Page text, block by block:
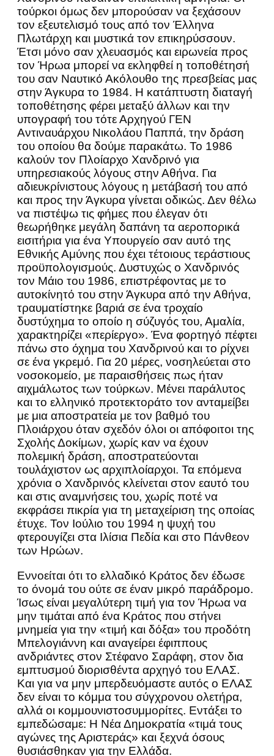
τούρκοι όμως δεν μπορούσαν να ξεχάσουν
τον εξευτελισμό τους από τον Έλληνα
Πλωτάρχη και μυστικά τον επικηρύσσουν.
Έτσι μόνο σαν χλευασμός και ειρωνεία προς
τον Ήρωα μπορεί να εκληφθεί η τοποθέτησή
του σαν Ναυτικό Ακόλουθο της πρεσβείας μας
στην Άγκυρα το 1984. Η κατάπτυστη διαταγή
τοποθέτησης φέρει μεταξύ άλλων και την
υπογραφή του τότε Αρχηγού ΓΕΝ
Αντιναυάρχου Νικολάου Παππά, την δράση
του οποίου θα δούμε παρακάτω. Το 1986
καλούν τον Πλοίαρχο Χανδρινό για
υπηρεσιακούς λόγους στην Αθήνα. Για
αδιευκρίνιστους λόγους η μετάβασή του από
και προς την Άγκυρα γίνεται οδικώς. Δεν θέλω
να πιστέψω τις φήμες που έλεγαν ότι
θεωρήθηκε μεγάλη δαπάνη τα αεροπορικά
εισιτήρια για ένα Υπουργείο σαν αυτό της
Εθνικής Αμύνης που έχει τέτοιους τεράστιους
προϋπολογισμούς. Δυστυχώς ο Χανδρινός
τον Μάιο του 1986, επιστρέφοντας με το
αυτοκίνητό του στην Άγκυρα από την Αθήνα,
τραυματίστηκε βαριά σε ένα τροχαίο
δυστύχημα το οποίο η σύζυγός του, Αμαλία,
χαρακτηρίζει «περίεργο». Ένα φορτηγό πέφτει
πάνω στο όχημα του Χανδρινού και το ρίχνει
σε ένα γκρεμό. Για 20 μέρες, νοσηλεύεται στο
νοσοκομείο, με παραισθήσεις πως ήταν
αιχμάλωτος των τούρκων. Μένει παράλυτος
και το ελληνικό προτεκτοράτο τον ανταμείβει
με μια αποστρατεία με τον βαθμό του
Πλοιάρχου όταν σχεδόν όλοι οι απόφοιτοι της
Σχολής Δοκίμων, χωρίς καν να έχουν
πολεμική δράση, αποστρατεύονται
τουλάχιστον ως αρχιπλοίαρχοι. Τα επόμενα
χρόνια ο Χανδρινός κλείνεται στον εαυτό του
και στις αναμνήσεις του, χωρίς ποτέ να
εκφράσει πικρία για τη μεταχείριση της οποίας
έτυχε. Τον Ιούλιο του 1994 η ψυχή του
φτερουγίζει στα Ιλίσια Πεδία και στο Πάνθεον
των Ηρώων.
Εννοείται ότι το ελλαδικό Κράτος δεν έδωσε
το όνομά του ούτε σε έναν μικρό παράδρομο.
Ίσως είναι μεγαλύτερη τιμή για τον Ήρωα να
μην τιμάται από ένα Κράτος που στήνει
μνημεία για την «τιμή και δόξα» του προδότη
Μπελογιάννη και αναγείρει έφιππους
ανδριάντες στον Στέφανο Σαράφη, στον δια
εμπτυσμού διορισθέντα αρχηγό του ΕΛΑΣ.
Και για να μην μπερδευόμαστε αυτός ο ΕΛΑΣ
δεν είναι το κόμμα του σύγχρονου ολετήρα,
αλλά οι κομμουνιστοσυμμορίτες. Εντάξει το
εμπεδώσαμε: Η Νέα Δημοκρατία «τιμά τους
αγώνες της Αριστεράς» και ξεχνά όσους
θυσιάσθηκαν για την Ελλάδα.